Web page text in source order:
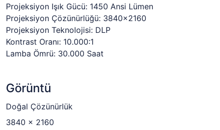
Projeksiyon Işık Gücü: 1450 Ansi Lümen
Projeksiyon Çözünürlüğü: 3840x2160
Projeksiyon Teknolojisi: DLP
Kontrast Oranı: 10.000:1
Lamba Ömrü: 30.000 Saat
Görüntü
Doğal Çözünürlük
3840 x 2160